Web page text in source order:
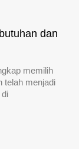
dan
memilih
telah menjadi
di